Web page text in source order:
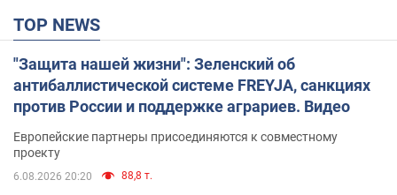
TOP NEWS
"Защита нашей жизни": Зеленский об
антибаллистической системе FREYJA, санкциях
против России и поддержке аграриев. Видео
Европейские партнеры присоединяются к совместному
проекту
6.08.2026 20:20 88,8 т.